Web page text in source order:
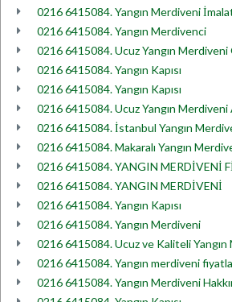
0216 6415084. Yangın Merdiveni İmalatı
0216 6415084. Yangın Merdivenci
0216 6415084. Ucuz Yangın Merdiveni
0216 6415084. Yangın Kapısı
0216 6415084. Yangın Kapısı
0216 6415084. Ucuz Yangın Merdiveni
0216 6415084. İstanbul Yangın
0216 6415084. Makaralı Yangın
0216 6415084. YANGIN MERDİVENİ
0216 6415084. YANGIN MERDİVENİ
0216 6415084. Yangın Kapısı
0216 6415084. Yangın Merdiveni
0216 6415084. Ucuz ve Kaliteli
0216 6415084. Yangın merdiveni
0216 6415084. Yangın Merdiveni